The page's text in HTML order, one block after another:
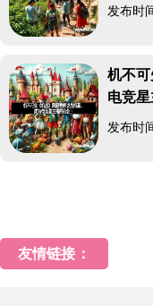
发布时
机不
电竞星
发布时
友情链接：